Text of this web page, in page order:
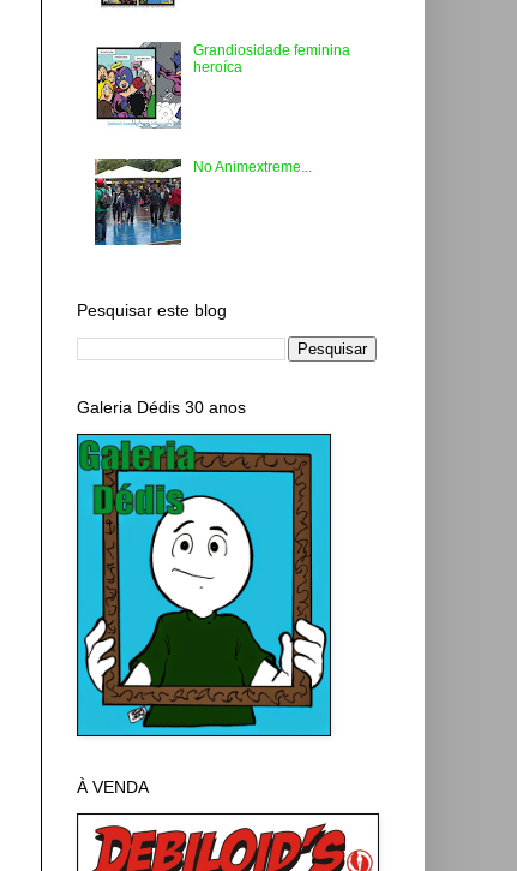
Grandiosidade feminina
heroíca
No Animextreme...
Pesquisar este blog
Galeria Dédis 30 anos
À VENDA